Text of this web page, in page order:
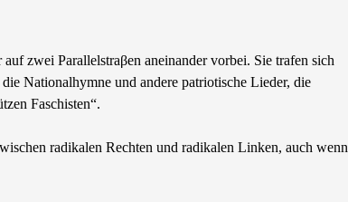
zwei Parallelstraβen aneinander vorbei. Sie trafen sich
Nationalhymne und andere patriotische Lieder, die
Faschisten“.
radikalen Rechten und radikalen Linken, auch wenn